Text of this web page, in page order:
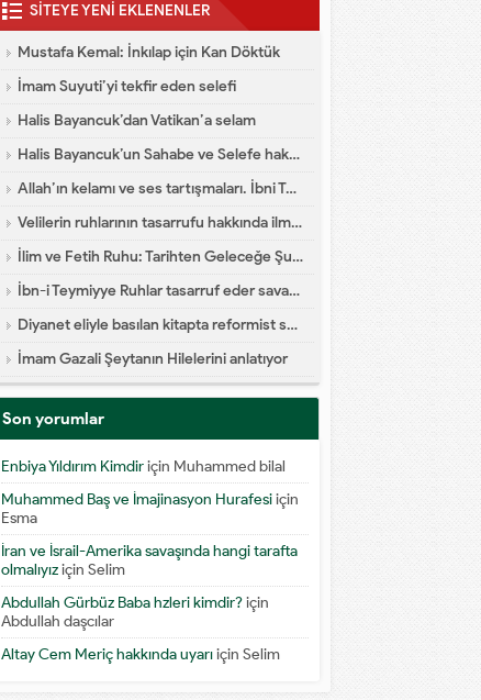
SİTEYE YENİ EKLENENLER
Mustafa Kemal: İnkılap için Kan Döktük
İmam Suyuti’yi tekfir eden selefi
Halis Bayancuk’dan Vatikan’a selam
Halis Bayancuk’un Sahabe ve Selefe hakareti
Allah’ın kelamı ve ses tartışmaları. İbni Teymiyye dalaleti
Velilerin ruhlarının tasarrufu hakkında ilmi yazı
İlim ve Fetih Ruhu: Tarihten Geleceğe Şuur Köprüsü
İbn-i Teymiyye Ruhlar tasarruf eder savaşa katılır diyor
Diyanet eliyle basılan kitapta reformist skandal
İmam Gazali Şeytanın Hilelerini anlatıyor
Son yorumlar
Enbiya Yıldırım Kimdiriçin Muhammed bilal
Muhammed Baş ve İmajinasyon Hurafesiiçin
Esma
İran ve İsrail-Amerika savaşında hangi tarafta
olmalıyıziçin Selim
Abdullah Gürbüz Baba hzleri kimdir?için
Abdullah daşcılar
Altay Cem Meriç hakkında uyarıiçin Selim